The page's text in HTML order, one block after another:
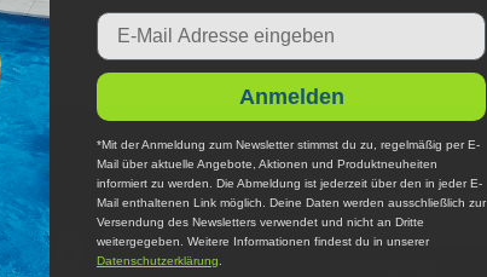
&
Vorname
Email
Anmelden
*Mit der Anmeldung zum Newsletter stimmst du zu, regelmäßig per E-
Mail über aktuelle Angebote, Aktionen und Produktneuheiten
informiert zu werden. Die Abmeldung ist jederzeit über den in jeder E-
Mail enthaltenen Link möglich. Deine Daten werden ausschließlich zur
Versendung des Newsletters verwendet und nicht an Dritte
weitergegeben. Weitere Informationen findest du in unserer
Datenschutzerklärung